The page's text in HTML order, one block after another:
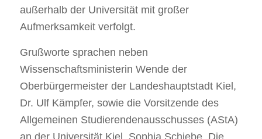
außerhalb der Universität mit großer
Aufmerksamkeit verfolgt.
Grußworte sprachen neben
Wissenschaftsministerin Wende der
Oberbürgermeister der Landeshauptstadt Kiel,
Dr. Ulf Kämpfer, sowie die Vorsitzende des
Allgemeinen Studierendenausschusses (AStA)
an der Universität Kiel, Sophia Schiebe. Die